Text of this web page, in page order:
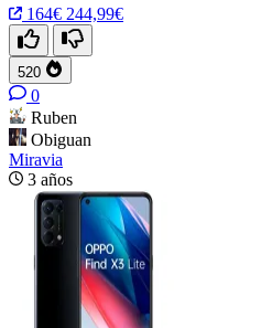
164€ 244,99€
520
0
Ruben
Obiguan
Miravia
3 años